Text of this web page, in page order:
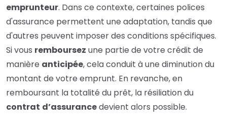
emprunteur. Dans ce contexte, certaines polices
d'assurance permettent une adaptation, tandis que
d'autres peuvent imposer des conditions spécifiques.
Si vous remboursez une partie de votre crédit de
manière anticipée, cela conduit à une diminution du
montant de votre emprunt. En revanche, en
remboursant la totalité du prêt, la résiliation du
contrat d’assurancedevient alors possible.